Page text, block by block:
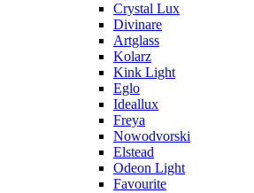
Crystal Lux
Divinare
Artglass
Kolarz
Kink Light
Eglo
Ideallux
Freya
Nowodvorski
Elstead
Odeon Light
Favourite